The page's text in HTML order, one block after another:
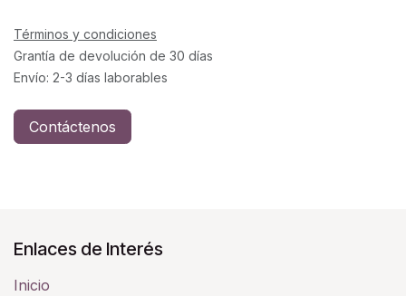
Términos y condiciones
Grantía de devolución de 30 días
Envío: 2-3 días laborables
Contáctenos
Enlaces de Interés
Inicio